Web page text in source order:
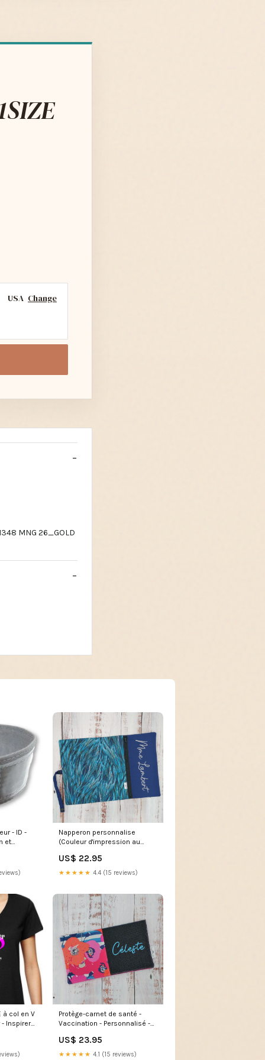
USA Change
MNG 26_GOLD
- ID -
et
de
Napperon personnalise
(Couleur d'impression au
Marine- Pochette Marine
Jogging
US$ 22.95
★★★★★ 4.4 (15 reviews)
à col en V
- Inspirer
Protège-carnet de santé -
Vaccination - Personnalisé -
Musique
US$ 23.95
★★★★★ 4.1 (15 reviews)